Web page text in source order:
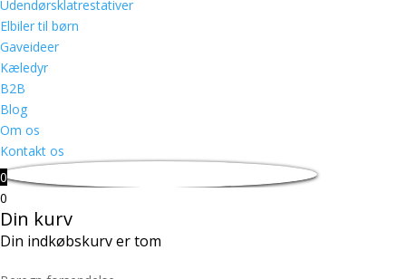
Udendørsklatrestativer
Elbiler til børn
Gaveideer
Kæledyr
B2B
Blog
Om os
Kontakt os
0
0
Din kurv
Din indkøbskurv er tom